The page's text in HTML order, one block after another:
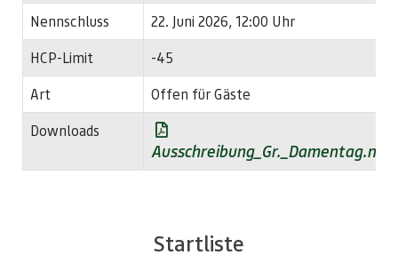
Nennschluss
22. Juni 2026, 12:00 Uhr
HCP-Limit
-45
Art
Offen für Gäste
Downloads
Startliste